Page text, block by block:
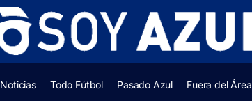
Noticias Todo Fútbol Pasado Azul Fuera del Área